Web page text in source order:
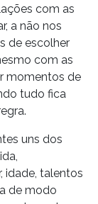
com as
a não nos
de escolher
com as
momentos de
tudo fica
uns dos
idade, talentos
de modo